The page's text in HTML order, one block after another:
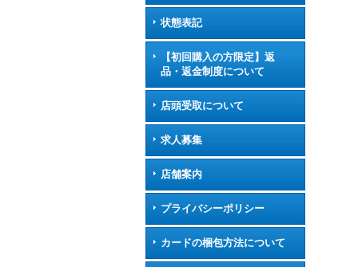
状態表記
【初回購入の方限定】返
品・返金制度について
店頭受取について
求人募集
店舗案内
プライバシーポリシー
カードの梱包方法について